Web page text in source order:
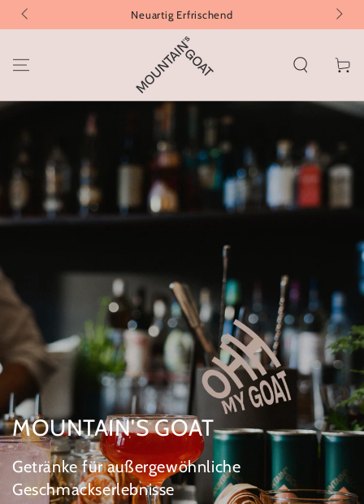
ZUM INHALT
SPRINGEN
Neuartig Erfrischend
MOUNTAIN'S GOAT
Getränke für außergewöhnliche
Geschmackserlebnisse